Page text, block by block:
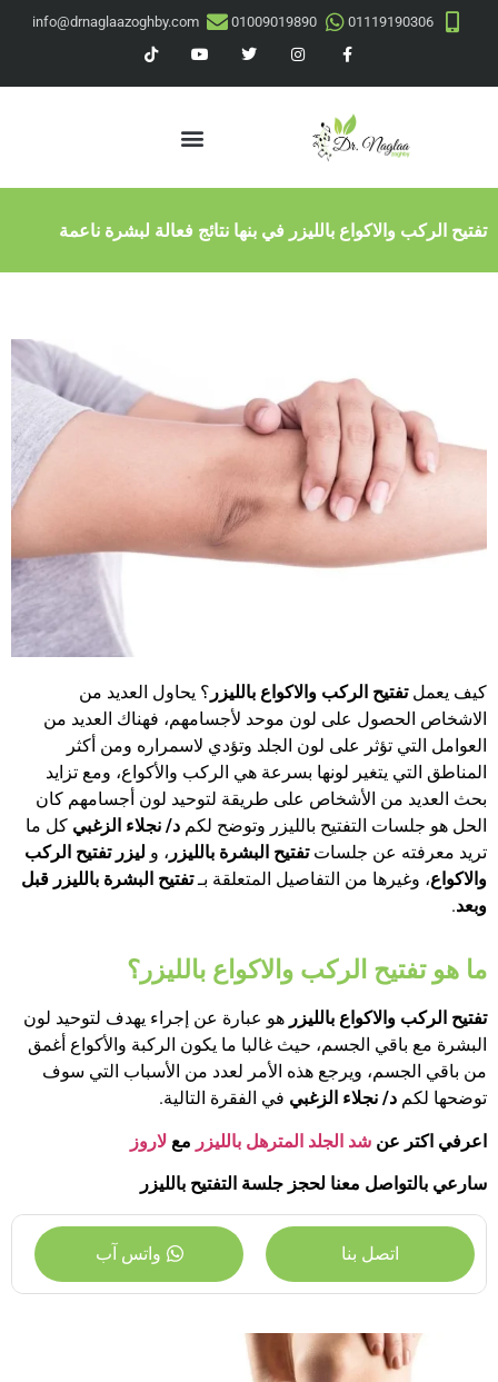
01119190306
01009019890
info@drnaglaazoghby.com
تفتيح الركب والاكواع بالليزر في بنها نتائج فعالة لبشرة ناعمة
كيف يعملتفتيح الركب والاكواع بالليزر ؟ يحاول العديد من
الاشخاص الحصول على لون موحد لأجسامهم، فهناك العديد من
العوامل التي تؤثر على لون الجلد وتؤدي لاسمراره ومن أكثر
المناطق التي يتغير لونها بسرعة هي الركب والأكواع، ومع تزايد
بحث العديد من الأشخاص على طريقة لتوحيد لون أجسامهم كان
الحل هو جلسات التفتيح بالليزر وتوضح لكم د/ نجلاء الزغبي كل ما
تريد معرفته عن جلساتتفتيح البشرة بالليزر ، و ليزر تفتيح الركب
والاكواع، وغيرها من التفاصيل المتعلقة بـتفتيح البشرة بالليزر قبل
وبعد.
ما هو تفتيح الركب والاكواع بالليزر؟
تفتيح الركب والاكواع بالليزر هو عبارة عن إجراء يهدف لتوحيد لون
البشرة مع باقي الجسم، حيث غالبا ما يكون الركبة والأكواع أغمق
من باقي الجسم، ويرجع هذه الأمر لعدد من الأسباب التي سوف
توضحها لكم د/ نجلاء الزغبي في الفقرة التالية.
اعرفي اكتر عن شد الجلد المترهل بالليزر مع لاروز
سارعي بالتواصل معنا لحجز جلسة التفتيح بالليزر
اتصل بنا واتس آب